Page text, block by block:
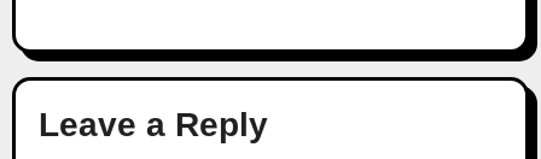
Leave a Reply